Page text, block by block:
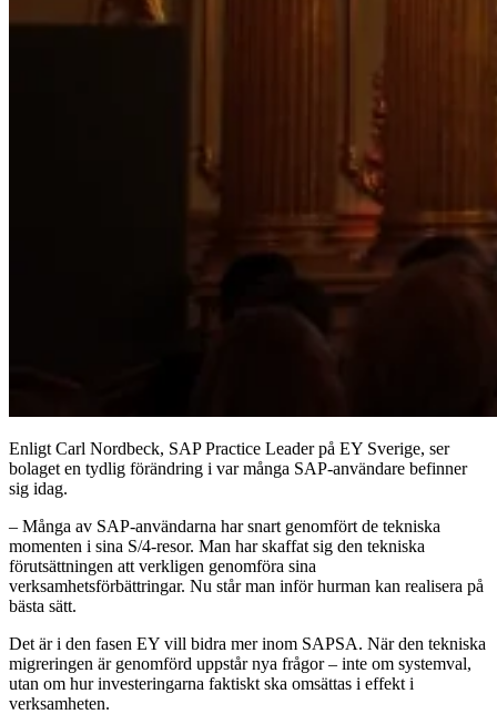
Enligt Carl Nordbeck, SAP Practice Leader på EY Sverige, ser
bolaget en tydlig förändring i var många SAP-användare befinner
sig idag.
– Många av SAP-användarna har snart genomfört de tekniska
momenten i sina S/4-resor. Man har skaffat sig den tekniska
förutsättningen att verkligen genomföra sina
verksamhetsförbättringar. Nu står man inför hurman kan realisera på
bästa sätt.
Det är i den fasen EY vill bidra mer inom SAPSA. När den tekniska
migreringen är genomförd uppstår nya frågor – inte om systemval,
utan om hur investeringarna faktiskt ska omsättas i effekt i
verksamheten.